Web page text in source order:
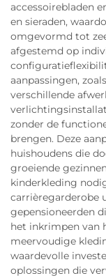
accessoirebladen
en sieraden,
omgevormd tot
afgestemd op
aanpassingen,
verschillende
zonder de
brengen. Deze
huishoudens die
groeiende
kinderkleding
carrièregarderobe
gepensioneerden
het inkrimpen van
meervoudige
waardevolle
oplossingen die